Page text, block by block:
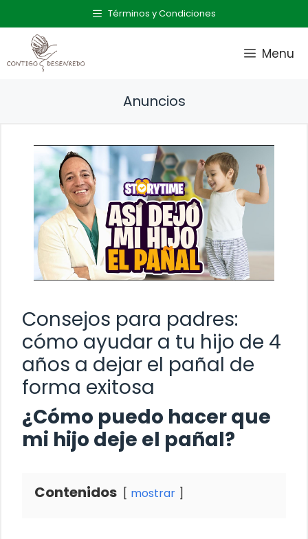
al
contenido
Términos y Condiciones
Menu
Anuncios
Consejos para padres:
cómo ayudar a tu hijo de 4
años a dejar el pañal de
forma exitosa
¿Cómo puedo hacer que
mi hijo deje el pañal?
Contenidos mostrar